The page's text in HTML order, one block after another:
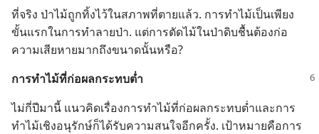
ที่​จริง ป่า​ไม้​ถูก​ทิ้ง​ไว้​ใน​สภาพ​ที่​ตาย​แล้ว. การ​ทำ​ไม้​เป็น​เพียง​
ขั้น​แรก​ใน​การ​ทำลาย​ป่า. แต่​การ​ตัด​ไม้​ใน​ป่า​ดิบ​ชื้น​ต้อง​ก่อ​
ความ​เสียหาย​มาก​ถึง​ขนาด​นั้น​หรือ?
การ​ทำ​ไม้​ที่​ก่อ​ผล​กระทบ​ต่ำ
ไม่​กี่​ปี​มา​นี้ แนว​คิด​เรื่อง​การ​ทำ​ไม้​ที่​ก่อ​ผล​กระทบ​ต่ำ​และ​การ​
ทำ​ไม้​เชิง​อนุรักษ์​ก็​ได้​รับ​ความ​สนใจ​อีก​ครั้ง. เป้าหมาย​คือ​การ​